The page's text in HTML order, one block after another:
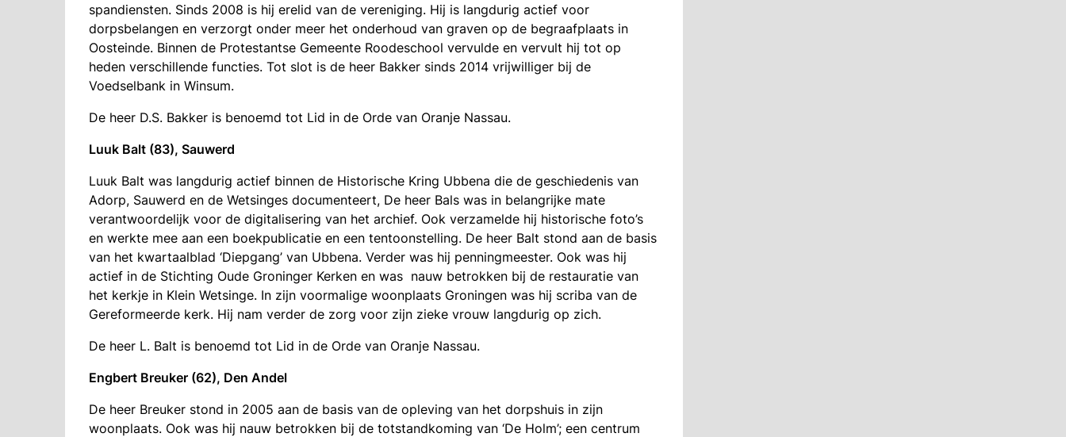
spandiensten. Sinds 2008 is hij erelid van de vereniging. Hij is langdurig actief voor
dorpsbelangen en verzorgt onder meer het onderhoud van graven op de begraafplaats in
Oosteinde. Binnen de Protestantse Gemeente Roodeschool vervulde en vervult hij tot op
heden verschillende functies. Tot slot is de heer Bakker sinds 2014 vrijwilliger bij de
Voedselbank in Winsum.
De heer D.S. Bakker is benoemd tot Lid in de Orde van Oranje Nassau.
Luuk Balt (83), Sauwerd
Luuk Balt was langdurig actief binnen de Historische Kring Ubbena die de geschiedenis van
Adorp, Sauwerd en de Wetsinges documenteert, De heer Bals was in belangrijke mate
verantwoordelijk voor de digitalisering van het archief. Ook verzamelde hij historische foto’s
en werkte mee aan een boekpublicatie en een tentoonstelling. De heer Balt stond aan de basis
van het kwartaalblad ‘Diepgang’ van Ubbena. Verder was hij penningmeester. Ook was hij
actief in de Stichting Oude Groninger Kerken en was nauw betrokken bij de restauratie van
het kerkje in Klein Wetsinge. In zijn voormalige woonplaats Groningen was hij scriba van de
Gereformeerde kerk. Hij nam verder de zorg voor zijn zieke vrouw langdurig op zich.
De heer L. Balt is benoemd tot Lid in de Orde van Oranje Nassau.
Engbert Breuker (62), Den Andel
De heer Breuker stond in 2005 aan de basis van de opleving van het dorpshuis in zijn
woonplaats. Ook was hij nauw betrokken bij de totstandkoming van ‘De Holm’; een centrum